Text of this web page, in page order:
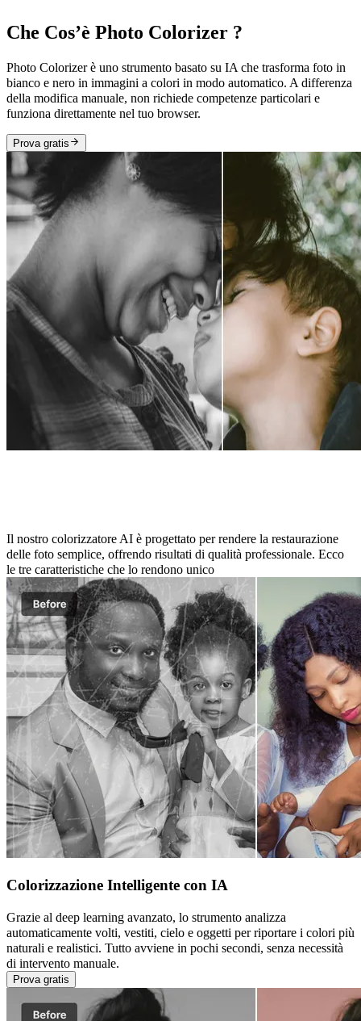
Che Cos’è Photo Colorizer ?
Photo Colorizer è uno strumento basato su IA che trasforma foto in
bianco e nero in immagini a colori in modo automatico. A differenza
della modifica manuale, non richiede competenze particolari e
funziona direttamente nel tuo browser.
Prova gratis
Il nostro colorizzatore AI è progettato per rendere la restaurazione
delle foto semplice, offrendo risultati di qualità professionale. Ecco
le tre caratteristiche che lo rendono unico
Colorizzazione Intelligente con IA
Grazie al deep learning avanzato, lo strumento analizza
automaticamente volti, vestiti, cielo e oggetti per riportare i colori più
naturali e realistici. Tutto avviene in pochi secondi, senza necessità
di intervento manuale.
Prova gratis